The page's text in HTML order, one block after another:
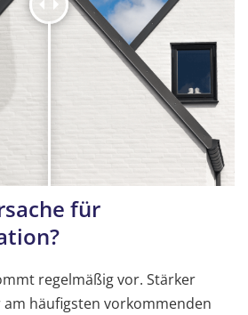
für
regelmäßig vor. Stärker
am häufigsten vorkommenden